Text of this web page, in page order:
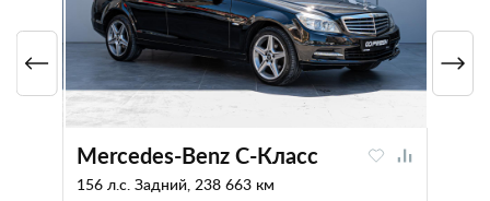
Mercedes-Benz C-Класс
156 л.с. Задний, 238 663 км